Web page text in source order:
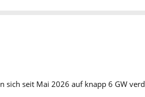
seit Mai 2026 auf knapp 6 GW